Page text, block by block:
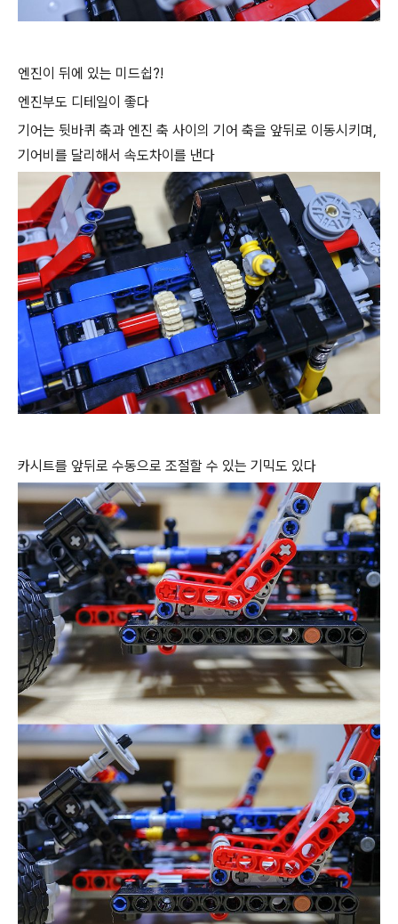
엔진이 뒤에 있는 미드쉽?!
엔진부도 디테일이 좋다
기어는 뒷바퀴 축과 엔진 축 사이의 기어 축을 앞뒤로 이동시키며,
기어비를 달리해서 속도차이를 낸다
카시트를 앞뒤로 수동으로 조절할 수 있는 기믹도 있다